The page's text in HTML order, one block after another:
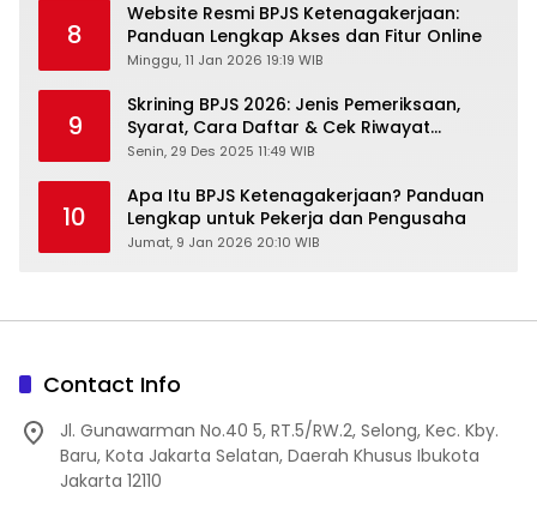
8
Website Resmi BPJS Ketenagakerjaan:
Panduan Lengkap Akses dan Fitur Online
Minggu, 11 Jan 2026 19:19 WIB
9
Skrining BPJS 2026: Jenis Pemeriksaan,
Syarat, Cara Daftar & Cek Riwayat
Kesehatan Gratis
Senin, 29 Des 2025 11:49 WIB
10
Apa Itu BPJS Ketenagakerjaan? Panduan
Lengkap untuk Pekerja dan Pengusaha
Jumat, 9 Jan 2026 20:10 WIB
Contact Info
Jl. Gunawarman No.40 5, RT.5/RW.2, Selong, Kec. Kby.
Baru, Kota Jakarta Selatan, Daerah Khusus Ibukota
Jakarta 12110